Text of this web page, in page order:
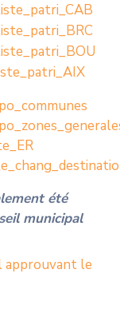
été
municipal
approuvant le